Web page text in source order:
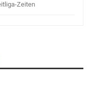
Zeiten